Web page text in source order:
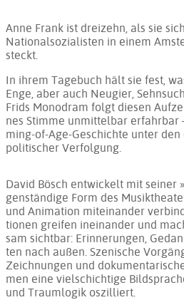
Anne Frank ist drei­zehn, als sie
Na­tio­nal­so­zia­lis­ten in ei­nem
steckt.
In ih­rem Ta­ge­buch hält sie fest,
En­ge, aber auch Neu­gier,
Frids Mo­no­dram folgt die­sen
nes Stim­me un­mit­tel­bar
ming-of-Age-Ge­schich­te un­ter
po­li­ti­scher Ver­fol­gung.
David Bösch ent­wi­ckelt mit sei­ner
gen­stän­di­ge Form des
und Ani­ma­ti­on mit­ein­an­der
tio­nen grei­fen in­ein­an­der und
sam sicht­bar: Er­in­ne­run­gen,
ten nach au­ßen. Sze­ni­sche
Zeich­nun­gen und
men ei­ne viel­schich­ti­ge
und Traum­lo­gik os­zil­liert.